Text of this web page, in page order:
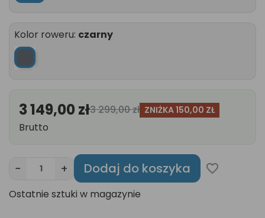
Kolor roweru: czarny
czarny
3 149,00 zł3 299,00 zł ZNIŻKA 150,00 ZŁ
Brutto
− + Dodaj do koszyka favorite_border
Ostatnie sztuki w magazynie